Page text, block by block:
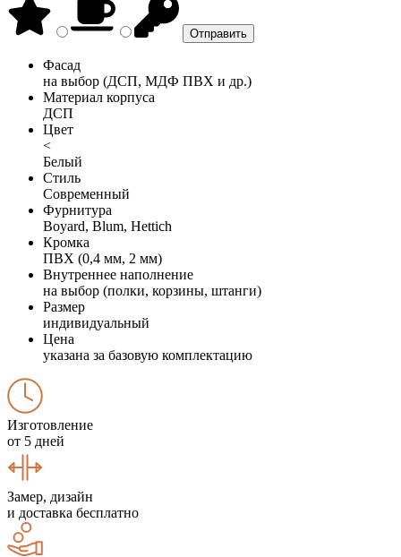
Фасад
на выбор (ДСП, МДФ ПВХ и др.)
Материал корпуса
ДСП
Цвет
<
Белый
Стиль
Современный
Фурнитура
Boyard, Blum, Hettich
Кромка
ПВХ (0,4 мм, 2 мм)
Внутреннее наполнение
на выбор (полки, корзины, штанги)
Размер
индивидуальный
Цена
указана за базовую комплектацию
Изготовление
от 5 дней
Замер, дизайн
и доставка бесплатно